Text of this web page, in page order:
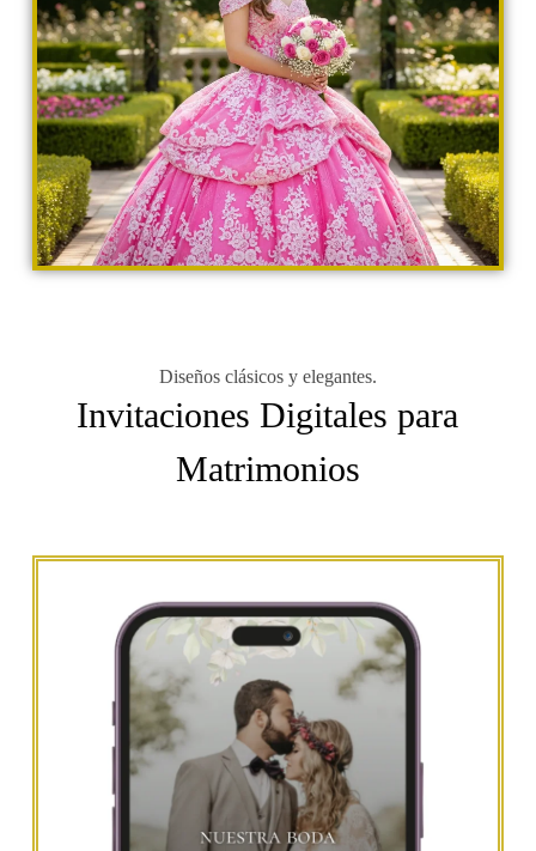
Diseños clásicos y elegantes.
Invitaciones Digitales para
Matrimonios